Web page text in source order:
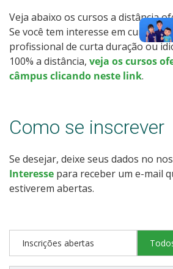
Cotas
Inscrições e acompanhamento
Transferências e Retornos
Vagas em Regime Especial
Provas e Gabaritos
Cadastro de interesse
Veja abaixo os cursos a distância
Se você tem interesse em cursos de
profissional de curta duração ou
100% a distância, veja os cursos
câmpus clicando neste link.
Como se inscrever
Se desejar, deixe seus dados no
Interesse para receber um e-mail
estiverem abertas.
Inscrições abertas